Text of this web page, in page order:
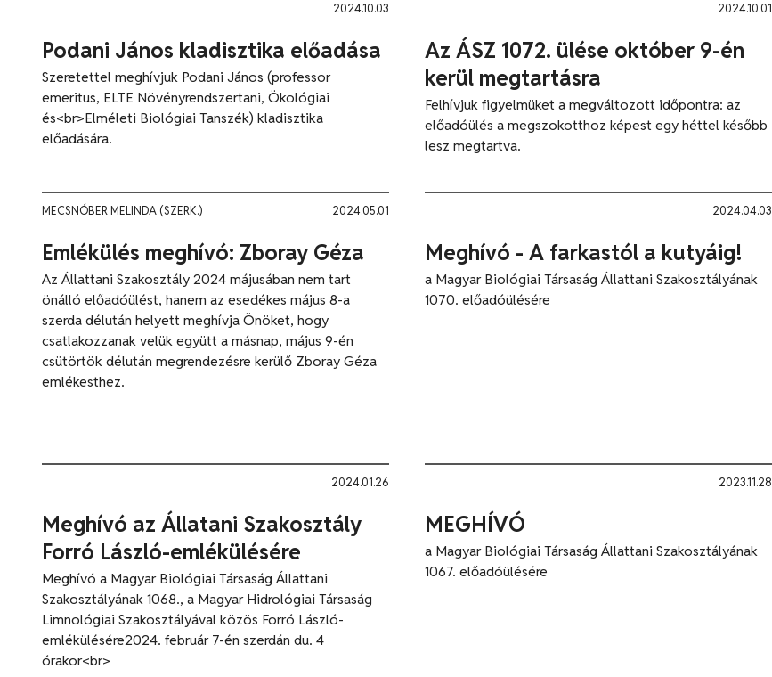
Podani János kladisztika előadása
2024.10.03
Szeretettel meghívjuk Podani János (professor
emeritus, ELTE Növényrendszertani, Ökológiai
és<br>Elméleti Biológiai Tanszék) kladisztika
előadására.
Az ÁSZ 1072. ülése október 9-én
kerül megtartásra
2024.10.01
Felhívjuk figyelmüket a megváltozott időpontra: az
előadóülés a megszokotthoz képest egy héttel később
lesz megtartva.
Emlékülés meghívó: Zboray Géza
MECSNÓBER MELINDA (SZERK.) 2024.05.01
Az Állattani Szakosztály 2024 májusában nem tart
önálló előadóülést, hanem az esedékes május 8-a
szerda délután helyett meghívja Önöket, hogy
csatlakozzanak velük együtt a másnap, május 9-én
csütörtök délután megrendezésre kerülő Zboray Géza
emlékesthez.
Meghívó - A farkastól a kutyáig!
2024.04.03
a Magyar Biológiai Társaság Állattani Szakosztályának
1070. előadóülésére
Meghívó az Állatani Szakosztály
Forró László-emlékülésére
2024.01.26
Meghívó a Magyar Biológiai Társaság Állattani
Szakosztályának 1068., a Magyar Hidrológiai Társaság
Limnológiai Szakosztályával közös Forró László-
emlékülésére2024. február 7-én szerdán du. 4
órakor<br>
MEGHÍVÓ
2023.11.28
a Magyar Biológiai Társaság Állattani Szakosztályának
1067. előadóülésére